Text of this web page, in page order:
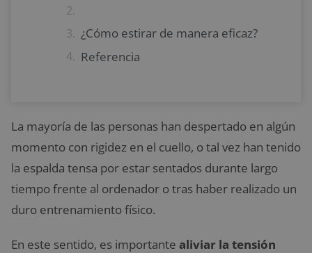
¿Cómo estirar de manera eficaz?
Referencia
La mayoría de las personas han despertado en algún
momento con rigidez en el cuello, o tal vez han tenido
la espalda tensa por estar sentados durante largo
tiempo frente al ordenador o tras haber realizado un
duro entrenamiento físico.
En este sentido, es importante aliviar la tensión